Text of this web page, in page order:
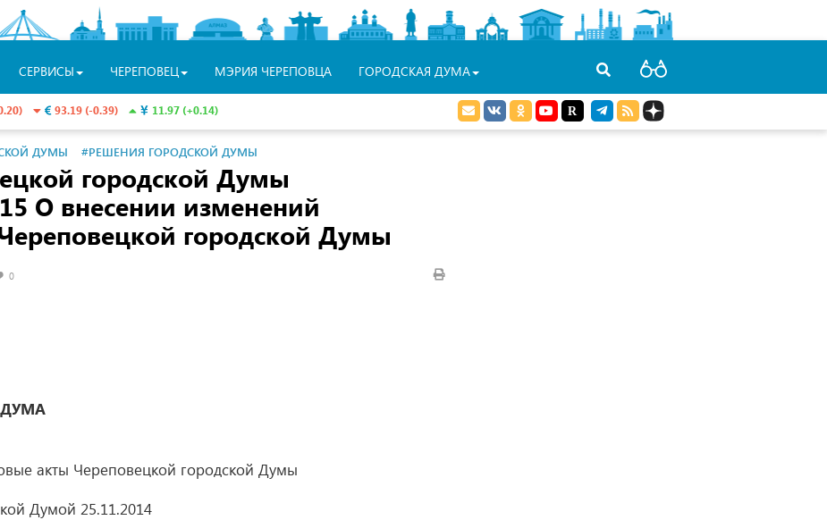
СЕРВИСЫ ЧЕРЕПОВЕЦ МЭРИЯ ЧЕРЕПОВЦА ГОРОДСКАЯ ДУМА
93.19 (-0.39) 11.97 (+0.14)
ДУМЫ #РЕШЕНИЯ ГОРОДСКОЙ ДУМЫ
городской Думы
О внесении изменений
городской Думы
0
ДУМА
акты Череповецкой городской Думы
Думой 25.11.2014